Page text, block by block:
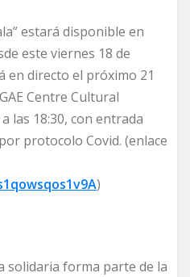
estará disponible en
este viernes 18 de
en directo el próximo 21
Centre Cultural
las 18:30, con entrada
protocolo Covid. (enlace
)
solidaria forma parte de la